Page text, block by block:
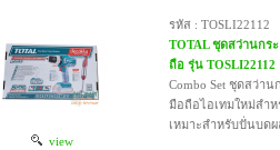
view
รหัส : TOSLI22112
TOTAL ชุดสว่านกร
ถือ รุ่น TOSLI22112
Combo Set ชุดสว่า
มือถือไอเทมใหม่สำ
เหมาะสำหรับปั่นบด